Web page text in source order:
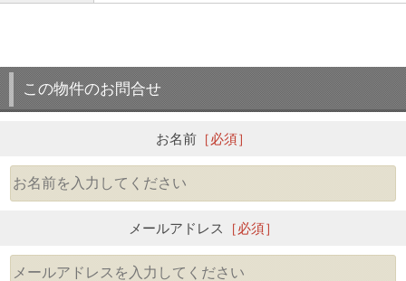
この物件のお問合せ
お名前［必須］
メールアドレス ［必須］